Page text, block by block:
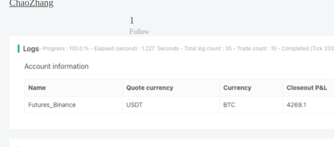
ChaoZhang
1
Follow